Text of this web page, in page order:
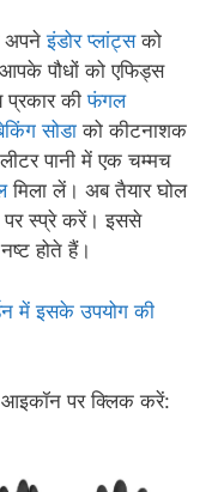
अपनेइंडोर प्लांट्सको
पौधों को एफिड्स
प्रकार कीफंगल
सोडा को कीटनाशक
पानी में एक चम्मच
मिला लें। अब तैयार घोल
पर स्प्रे करें। इससे
होते हैं।
में इसके उपयोग की
आइकॉन पर क्लिक करें: